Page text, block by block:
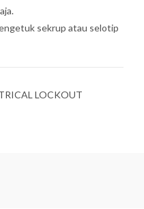
sekrup atau selotip
LOCKOUT